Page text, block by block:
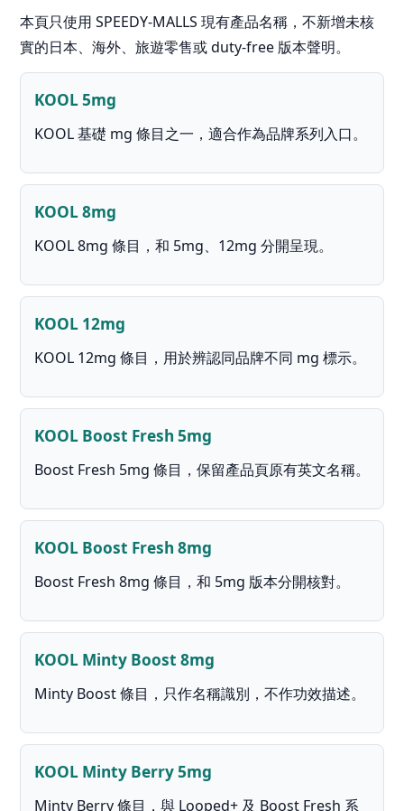
本頁只使用 SPEEDY-MALLS 現有產品名稱，不新增未核
實的日本、海外、旅遊零售或 duty-free 版本聲明。
KOOL 5mg
KOOL 基礎 mg 條目之一，適合作為品牌系列入口。
KOOL 8mg
KOOL 8mg 條目，和 5mg、12mg 分開呈現。
KOOL 12mg
KOOL 12mg 條目，用於辨認同品牌不同 mg 標示。
KOOL Boost Fresh 5mg
Boost Fresh 5mg 條目，保留產品頁原有英文名稱。
KOOL Boost Fresh 8mg
Boost Fresh 8mg 條目，和 5mg 版本分開核對。
KOOL Minty Boost 8mg
Minty Boost 條目，只作名稱識別，不作功效描述。
KOOL Minty Berry 5mg
Minty Berry 條目，與 Looped+ 及 Boost Fresh 系